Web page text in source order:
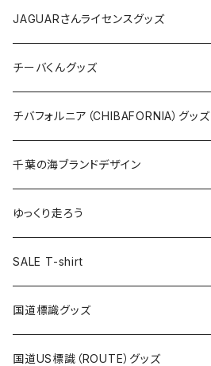
ホテルキーホルダー
ホテルキーホルダー
クリアファイル
Tシャツ
キャップ
トートバッグ
ランチバッグ
エコバッグ
バッグ
ステッカー
缶バッジ
キーホルダー
クリアファイル
キャップ
バッグ
ステッカー
缶バッジ
キーホルダー
クリアファイル
ステッカー
ステッカー
ステッカー大
缶バッジ
缶バッジ32mm
缶バッジ54mm
エコバッグ
JAGUARさんコラボグッズ
Tシャツ
ステッカー
サコッシュ
ホテルキーホルダー
モーテルキーホルダー
トートバッグ
JAGUARさんライセンスグッズ
Tシャツ
ステッカー
缶バッジ
クリアファイル
マスク
エコバッグ
千葉ロッテマリーンズコラボ
チーバくんグッズ
Tシャツ
キャップ
エコバッグ
ステッカー
モーテルキーホルダー
ホテルキーホルダー
チバフォルニア（CHIBAFORNIA）グッズ
Tシャツ
キャップ
ステッカー
ホテルキーホルダー
千葉の海ブランドデザイン
Tシャツ
キャップ
ステッカー
ゆっくり走ろう
Tシャツ
ステッカー
ホテルキーホルダー
SALE T-shirt
国道標識グッズ
ステッカー
国道US標識（ROUTE）グッズ